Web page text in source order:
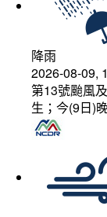
降雨
2026-08-09,
第13號颱風
生；今(9日)